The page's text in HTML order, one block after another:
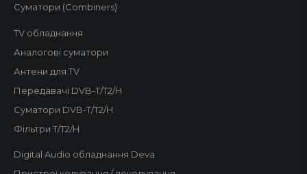
Суматори (Combiners)
TV обладнання
Аналогові суматори
Антени для TV
Передавачі DVB-T/T2/H
Суматори DVB-T/T2/H
Фільтри T/T2/H
Digital Audio обладнання Deva